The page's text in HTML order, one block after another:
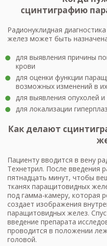
сцинтиграфию
Радионуклидная
желез может быть
для выявления причины
крови
для оценки функции
возможных изменений в
для выявления опухолей и
для локализации
Как делают
Пациенту вводится в вену
Технетрил. После введения
пятнадцать минут, чтобы
тканях паращитовидных
под гамма-камеру, которая
создает изображения
паращитовидных желез.
введение препарата
проводится в положении
головой.